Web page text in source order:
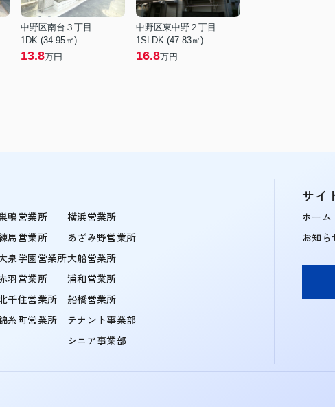
中野区南台３丁目
1DK (34.95㎡)
13.8万円
中野区東中野２丁目
1SLDK (47.83㎡)
16.8万円
鴨営業所
馬営業所
泉学園営業所
羽営業所
千住営業所
糸町営業所
横浜営業所
あざみ野営業所
大船営業所
浦和営業所
船橋営業所
テナント事業部
シニア事業部
サイ
ホーム
お知ら